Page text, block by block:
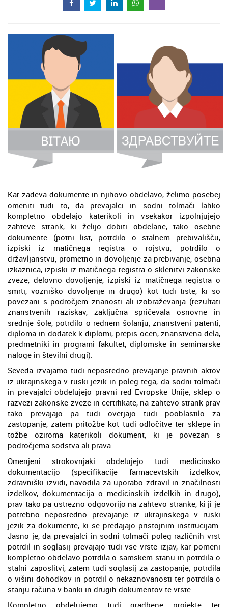
Kar zadeva dokumente in njihovo obdelavo, želimo posebej
omeniti tudi to, da prevajalci in sodni tolmači lahko
kompletno obdelajo katerikoli in vsekakor izpolnjujejo
zahteve strank, ki želijo dobiti obdelane, tako osebne
dokumente (potni list, potrdilo o stalnem prebivališču,
izpiski iz matičnega registra o rojstvu, potrdilo o
državljanstvu, prometno in dovoljenje za prebivanje, osebna
izkaznica, izpiski iz matičnega registra o sklenitvi zakonske
zveze, delovno dovoljenje, izpiski iz matičnega registra o
smrti, vozniško dovoljenje in drugo) kot tudi tiste, ki so
povezani s področjem znanosti ali izobraževanja (rezultati
znanstvenih raziskav, zaključna spričevala osnovne in
srednje šole, potrdilo o rednem šolanju, znanstveni patenti,
diploma in dodatek k diplomi, prepis ocen, znanstvena dela,
predmetniki in programi fakultet, diplomske in seminarske
naloge in številni drugi).
Seveda izvajamo tudi neposredno prevajanje pravnih aktov
iz ukrajinskega v ruski jezik in poleg tega, da sodni tolmači
in prevajalci obdelujejo pravni red Evropske Unije, sklep o
razvezi zakonske zveze in certifikate, na zahtevo strank prav
tako prevajajo pa tudi overjajo tudi pooblastilo za
zastopanje, zatem pritožbe kot tudi odločitve ter sklepe in
tožbe oziroma katerikoli dokument, ki je povezan s
področjema sodstva ali prava.
Omenjeni strokovnjaki obdelujejo tudi medicinsko
dokumentacijo (specifikacije farmacevtskih izdelkov,
zdravniški izvidi, navodila za uporabo zdravil in značilnosti
izdelkov, dokumentacija o medicinskih izdelkih in drugo),
prav tako pa ustrezno odgovorijo na zahtevo stranke, ki ji je
potrebno neposredno prevajanje iz ukrajinskega v ruski
jezik za dokumente, ki se predajajo pristojnim institucijam.
Jasno je, da prevajalci in sodni tolmači poleg različnih vrst
potrdil in soglasij prevajajo tudi vse vrste izjav, kar pomeni
kompletno obdelavo potrdila o samskem stanu in potrdila o
stalni zaposlitvi, zatem tudi soglasij za zastopanje, potrdila
o višini dohodkov in potrdil o nekaznovanosti ter potrdila o
stanju računa v banki in drugih dokumentov te vrste.
Kompletno obdelujemo tudi gradbene projekte ter